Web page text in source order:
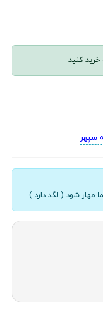
کنید
سپهر
مهار شود ( لگد دارد )